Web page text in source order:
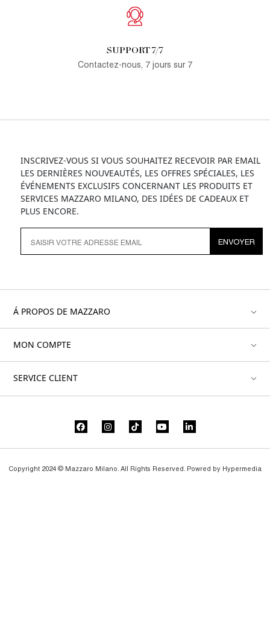
SUPPORT 7/7
Contactez-nous, 7 jours sur 7
INSCRIVEZ-VOUS SI VOUS SOUHAITEZ RECEVOIR PAR EMAIL
LES DERNIÈRES NOUVEAUTÉS, LES OFFRES SPÉCIALES, LES
ÉVÉNEMENTS EXCLUSIFS CONCERNANT LES PRODUITS ET
SERVICES MAZZARO MILANO, DES IDÉES DE CADEAUX ET
PLUS ENCORE.
ENVOYER
Á PROPOS DE MAZZARO
MON COMPTE
SERVICE CLIENT
Copyright 2024 © Mazzaro Milano. All Rights Reserved. Powred by Hypermedia